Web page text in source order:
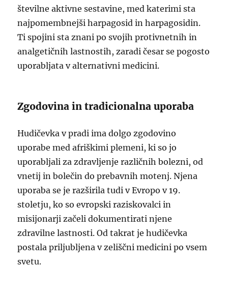
številne aktivne sestavine, med katerimi sta
najpomembnejši harpagosid in harpagosidin.
Ti spojini sta znani po svojih protivnetnih in
analgetičnih lastnostih, zaradi česar se pogosto
uporabljata v alternativni medicini.
Zgodovina in tradicionalna uporaba
Hudičevka v pradi ima dolgo zgodovino
uporabe med afriškimi plemeni, ki so jo
uporabljali za zdravljenje različnih bolezni, od
vnetij in bolečin do prebavnih motenj. Njena
uporaba se je razširila tudi v Evropo v 19.
stoletju, ko so evropski raziskovalci in
misijonarji začeli dokumentirati njene
zdravilne lastnosti. Od takrat je hudičevka
postala priljubljena v zeliščni medicini po vsem
svetu.